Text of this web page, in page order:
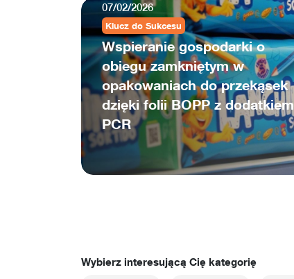
07/02/2026
Klucz do Sukcesu
Wspieranie gospodarki o
obiegu zamkniętym w
opakowaniach do przekąsek
dzięki folii BOPP z dodatkiem
PCR
Wybierz interesującą Cię kategorię